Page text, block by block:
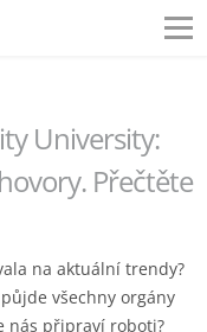
University:
Přečtěte
na aktuální trendy?
všechny orgány
nás připraví roboti?